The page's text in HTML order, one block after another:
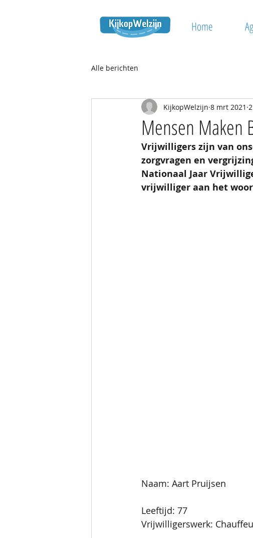
Home
Alle berichten
Mensen Maken
KijkopWelzijn 8 mrt 2021
Vrijwilligers zijn van
zorgvragen en
Nationaal Jaar
vrijwilliger aan het
Naam: Aart Pruijsen
Leeftijd: 77
Vrijwilligerswerk: